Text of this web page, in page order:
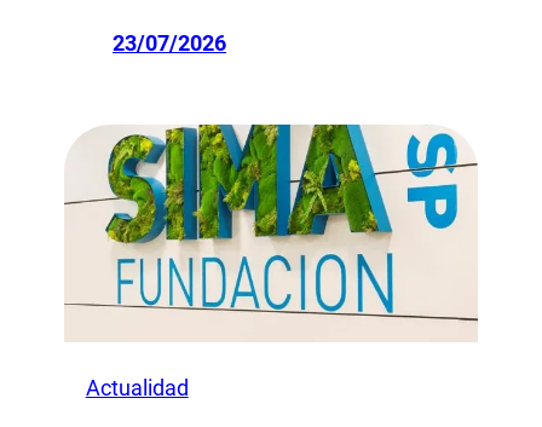
23/07/2026
Actualidad